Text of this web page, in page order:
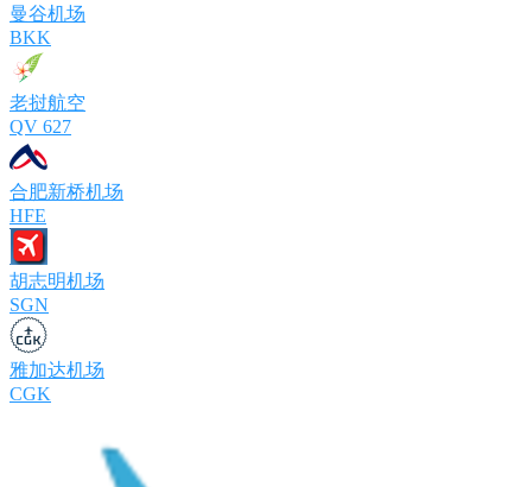
曼谷机场
BKK
老挝航空
QV 627
合肥新桥机场
HFE
胡志明机场
SGN
雅加达机场
CGK